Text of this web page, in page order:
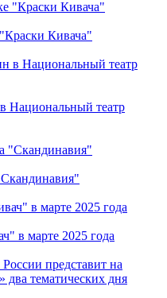
Кивача"
Национальный театр
в марте 2025 года